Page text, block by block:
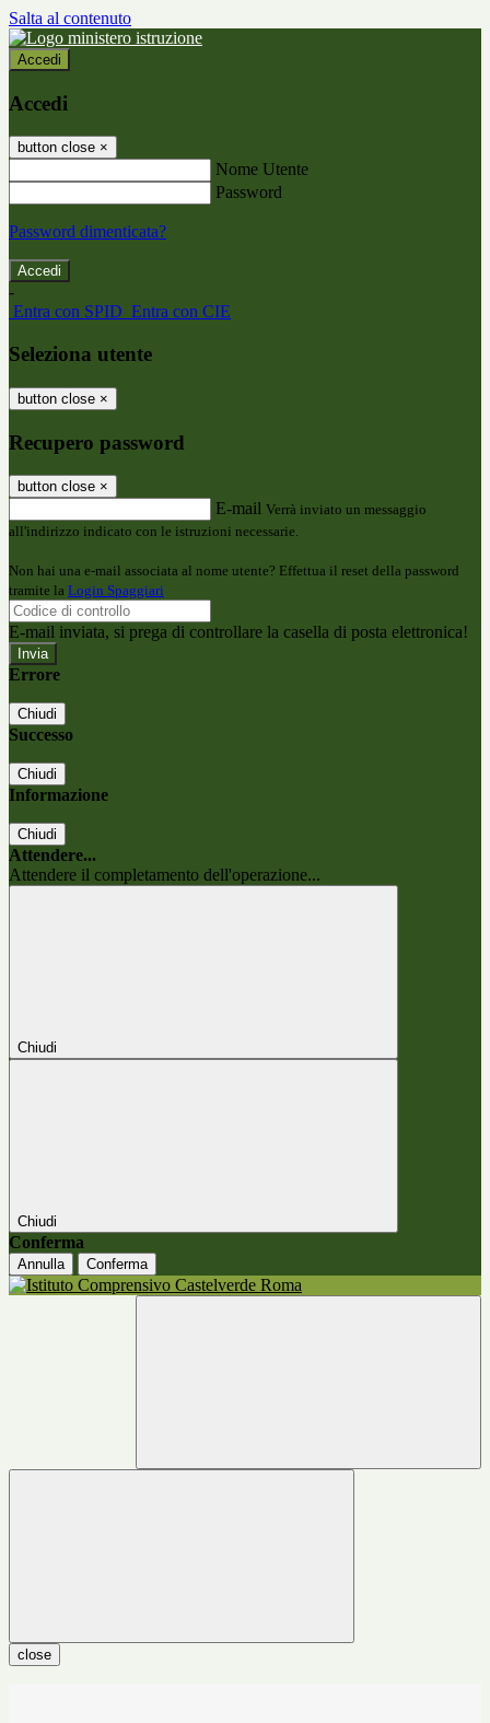
Salta al contenuto
Accedi
Accedi
button close ×
Nome Utente
Password
Password dimenticata?
-
Entra con SPID Entra con CIE
Seleziona utente
button close ×
Recupero password
button close ×
E-mail Verrà inviato un messaggio
all'indirizzo indicato con le istruzioni necessarie.
Non hai una e-mail associata al nome utente? Effettua il reset della password
tramite la Login Spaggiari
E-mail inviata, si prega di controllare la casella di posta elettronica!
Errore
Chiudi
Successo
Chiudi
Informazione
Chiudi
Attendere...
Attendere il completamento dell'operazione...
Chiudi
Chiudi
Conferma
Annulla Conferma
close